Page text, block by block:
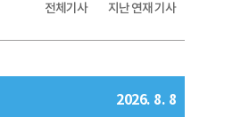
전체기사 지난 연재 기사
2026. 8. 8